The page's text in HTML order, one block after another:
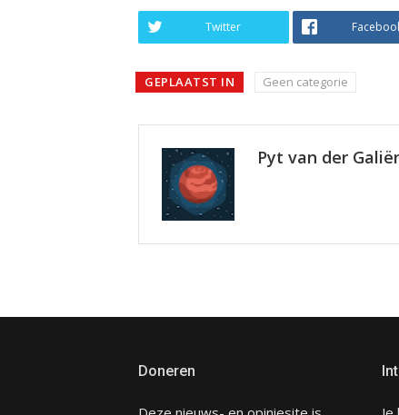
Twitter
GEPLAATST IN Geen categorie
Pyt van der
Doneren